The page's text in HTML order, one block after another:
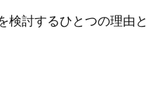
検討するひとつの理由と